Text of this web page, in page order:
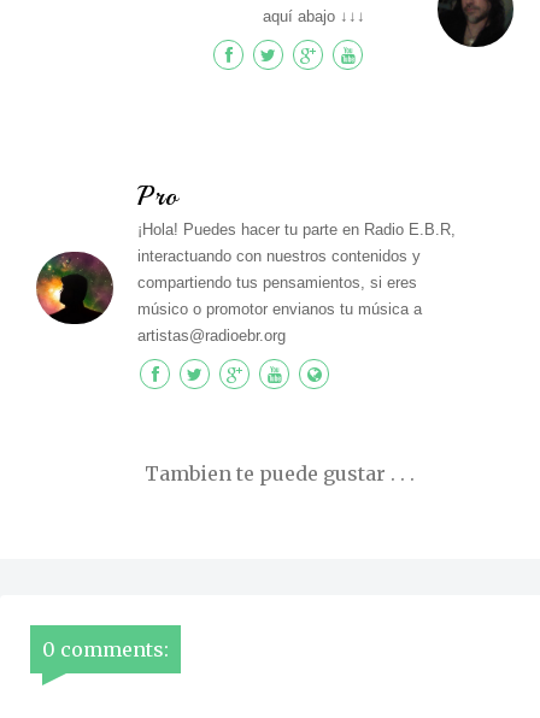
aquí abajo ↓↓↓
Pro
¡Hola! Puedes hacer tu parte en Radio E.B.R,
interactuando con nuestros contenidos y
compartiendo tus pensamientos, si eres
músico o promotor envianos tu música a
artistas@radioebr.org
Tambien te puede gustar . . .
0 comments: